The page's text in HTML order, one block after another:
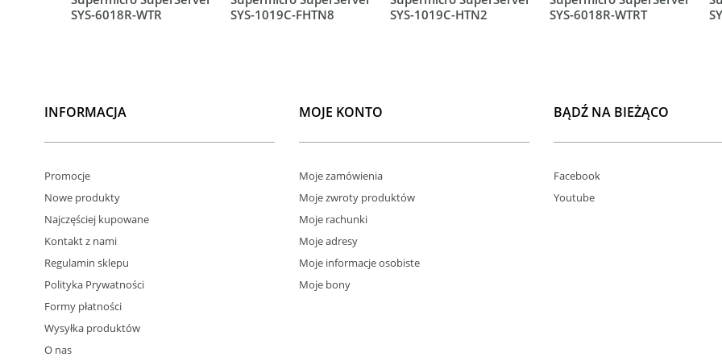
SYS-6018R-WTR
SYS-1019C-FHTN8
SYS-1019C-HTN2
SYS-6018R-WTRT
INFORMACJA
Promocje
Nowe produkty
Najczęściej kupowane
Kontakt z nami
Regulamin sklepu
Polityka Prywatności
Formy płatności
Wysyłka produktów
O nas
MOJE KONTO
Moje zamówienia
Moje zwroty produktów
Moje rachunki
Moje adresy
Moje informacje osobiste
Moje bony
BĄDŹ NA BIEŻĄCO
Facebook
Youtube